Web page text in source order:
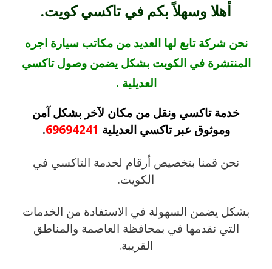
أهلا وسهلاً بكم في تاكسي كويت.
نحن شركة تابع لها العديد من مكاتب سيارة اجره
المنتشرة في الكويت بشكل يضمن وصول تاكسي
العديلية .
خدمة تاكسي ونقل من مكان لآخر بشكل آمن
وموثوق عبر تاكسي العديلية 69694241
.
نحن قمنا بتخصيص أرقام لخدمة التاكسي في
الكويت.
بشكل يضمن السهولة في الاستفادة من الخدمات
التي نقدمها في بمحافظة العاصمة والمناطق
القريبة.